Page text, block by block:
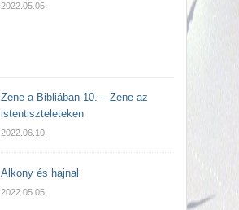
2022.05.05.
Zene a Bibliában 10. – Zene az
istentiszteleteken
2022.06.10.
Alkony és hajnal
2022.05.05.